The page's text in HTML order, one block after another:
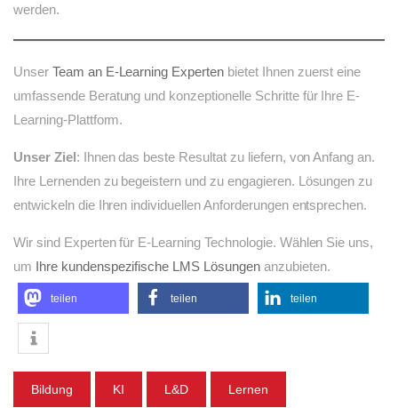
werden.
Unser Team an E-Learning Experten bietet Ihnen zuerst eine
umfassende Beratung und konzeptionelle Schritte für Ihre E-
Learning-Plattform.
Unser Ziel: Ihnen das beste Resultat zu liefern, von Anfang an.
Ihre Lernenden zu begeistern und zu engagieren. Lösungen zu
entwickeln die Ihren individuellen Anforderungen entsprechen.
Wir sind Experten für E-Learning Technologie. Wählen Sie uns,
um Ihre kundenspezifische LMS Lösungen anzubieten.
teilen teilen teilen
Bildung KI L&D Lernen